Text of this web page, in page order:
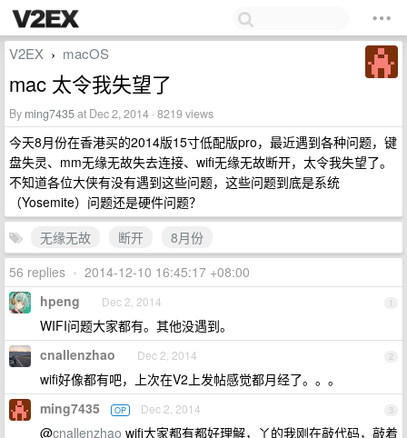
V2EX › macOS
mac 太令我失望了
By ming7435at Dec 2, 2014 · 8219 views
今天8月份在香港买的2014版15寸低配版pro，最近遇到各种问题，键
盘失灵、mm无缘无故失去连接、wifi无缘无故断开，太令我失望了。
不知道各位大侠有没有遇到这些问题，这些问题到底是系统
（Yosemite）问题还是硬件问题？
无缘无故
断开
8月份
56 replies • 2014-12-10 16:45:17 +08:00
1
hpeng Dec 2, 2014
WIFI问题大家都有。其他没遇到。
2
cnallenzhao Dec 2, 2014
wifi好像都有吧，上次在V2上发帖感觉都月经了。。。
3
ming7435 OP Dec 2, 2014
@cnallenzhao wifi大家都有都好理解，丫的我刚在敲代码，敲着